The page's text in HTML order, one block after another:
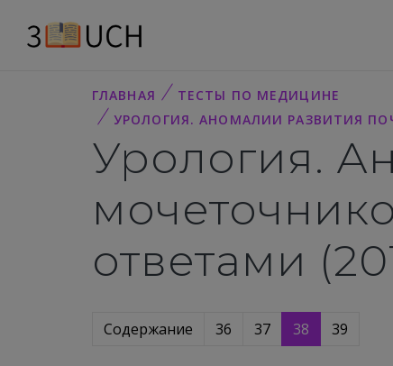
ГЛАВНАЯ
ТЕСТЫ ПО МЕДИЦИНЕ
УРОЛОГИЯ. АНОМАЛИИ РАЗВИТИЯ
Урология.
ответами
Содержание 36 37 38 39